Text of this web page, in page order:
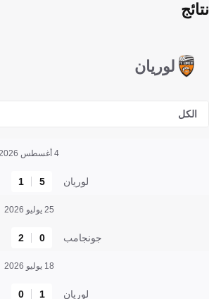
لوريان
نتائج
الكل
4 أغسطس 2026
لوريان 5
1
25 يوليو 2026
جونجامب 0
2
18 يوليو 2026
لوريان 1
0